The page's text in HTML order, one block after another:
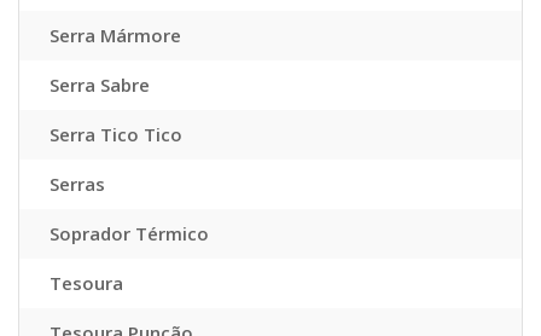
Serra Mármore
Serra Sabre
Serra Tico Tico
Serras
Soprador Térmico
Tesoura